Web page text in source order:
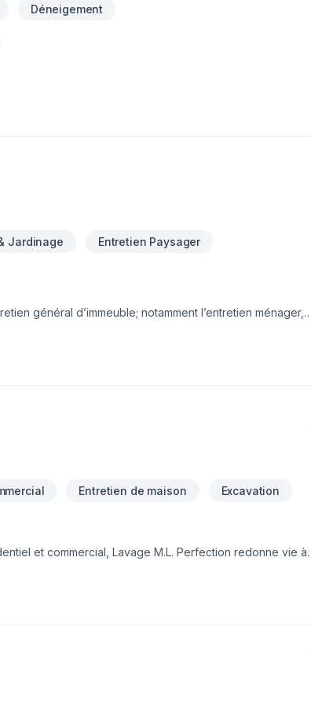
Déneigement
Jardinage Entretien Paysager
général d’immeuble; notamment l’entretien ménager,
Entretien de maison Excavation
et commercial, Lavage M.L. Perfection redonne vie à
de pavé uni et de murets.✅ Travail soigné – Résultats